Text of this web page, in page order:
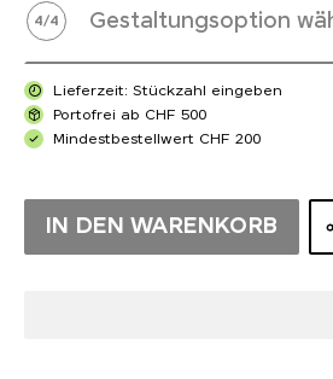
4/4 Gestaltungsoption
Lieferzeit: Stückzahl eingeben
Portofrei ab CHF 500
Mindestbestellwert CHF 200
IN DEN WARENKORB